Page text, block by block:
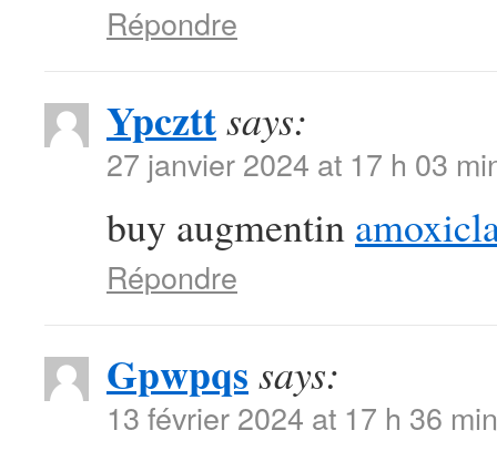
Répondre
Ypczttsays:
27 janvier 2024 at 17 h 03
buy augmentin
Répondre
Gpwpqs says:
13 février 2024 at 17 h 36 min